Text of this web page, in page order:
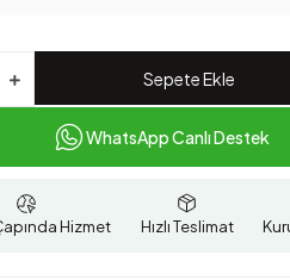
Sepete Ekle
WhatsApp Canlı Destek
Hizmet Hızlı Teslimat